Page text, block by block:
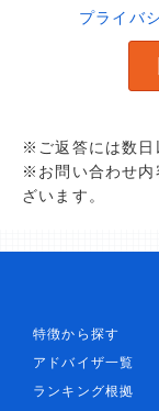
プライバ
※ご返答には数日
※お問い合わせ内
ざいます。
特徴から探す
アドバイザ一覧
ランキング根拠